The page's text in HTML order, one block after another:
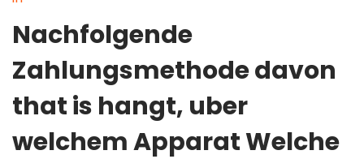
Nachfolgende
Zahlungsmethode davon
that is hangt, uber
welchem Apparat Welche